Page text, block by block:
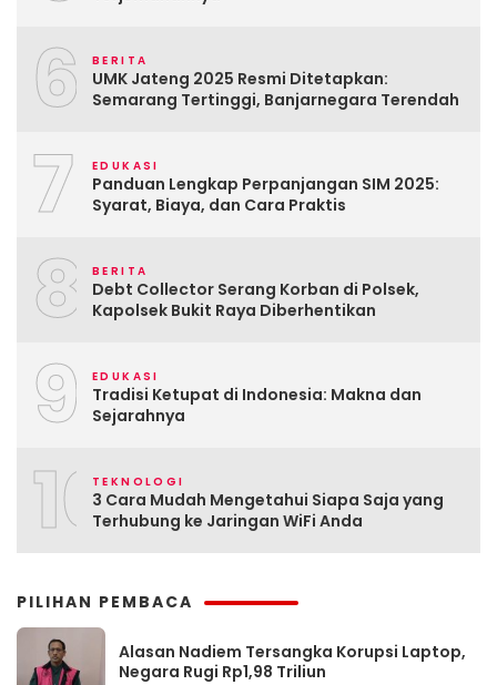
6 BERITA
UMK Jateng 2025 Resmi Ditetapkan:
Semarang Tertinggi, Banjarnegara Terendah
7 EDUKASI
Panduan Lengkap Perpanjangan SIM 2025:
Syarat, Biaya, dan Cara Praktis
8 BERITA
Debt Collector Serang Korban di Polsek,
Kapolsek Bukit Raya Diberhentikan
9 EDUKASI
Tradisi Ketupat di Indonesia: Makna dan
Sejarahnya
10TEKNOLOGI
3 Cara Mudah Mengetahui Siapa Saja yang
Terhubung ke Jaringan WiFi Anda
PILIHAN PEMBACA
Alasan Nadiem Tersangka Korupsi Laptop,
Negara Rugi Rp1,98 Triliun